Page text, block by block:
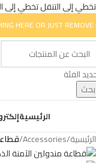
تخطي إلى التنقلتخطي إلى
HERE OR JUST REMOVE
الفئة
بحث
الرئيسية
الرئيسية/
Accessories
/